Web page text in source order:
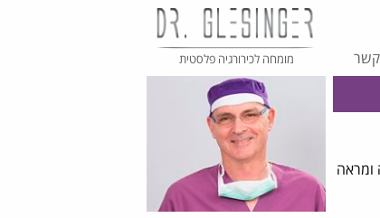
קשר מומחה לכירורגיה פלסטית
ומראה